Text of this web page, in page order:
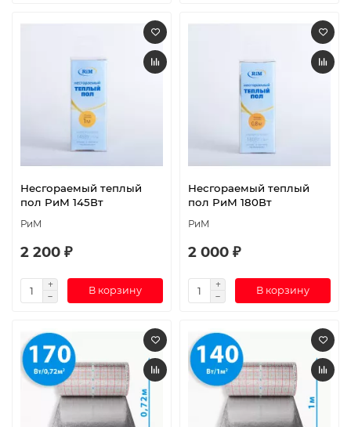
Несгораемый теплый
пол РиМ 145Вт
РиМ
2 200 ₽
В корзину
Несгораемый теплый
пол РиМ 180Вт
РиМ
2 000 ₽
В корзину